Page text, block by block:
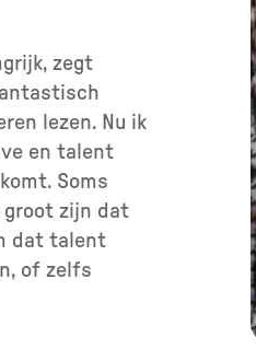
zegt
lezen. Nu ik
en talent
Soms
zijn dat
dat talent
of zelfs